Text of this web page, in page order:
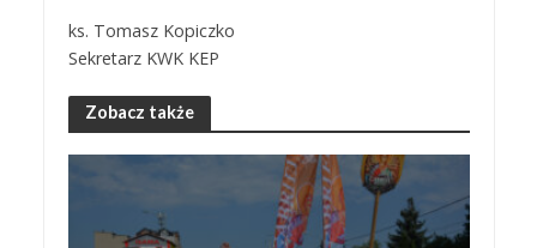
ks. Tomasz Kopiczko
Sekretarz KWK KEP
Zobacz także